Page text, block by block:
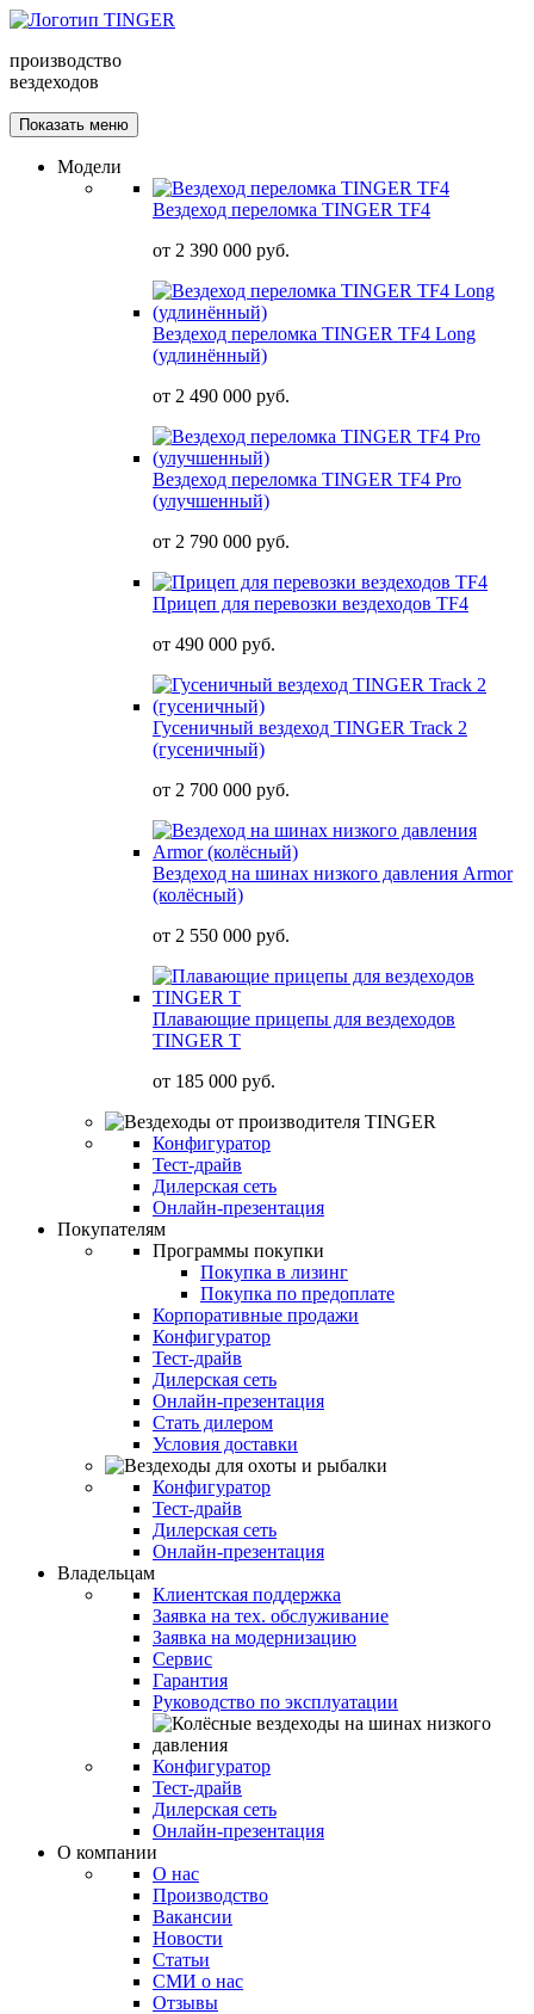
производство
вездеходов
Показать меню
Модели
Вездеход переломка TINGER TF4
от 2 390 000 руб.
Вездеход переломка TINGER TF4 Long
(удлинённый)
от 2 490 000 руб.
Вездеход переломка TINGER TF4 Pro
(улучшенный)
от 2 790 000 руб.
Прицеп для перевозки вездеходов TF4
от 490 000 руб.
Гусеничный вездеход TINGER Track 2
(гусеничный)
от 2 700 000 руб.
Вездеход на шинах низкого давления Armor
(колёсный)
от 2 550 000 руб.
Плавающие прицепы для вездеходов
TINGER T
от 185 000 руб.
Конфигуратор
Тест-драйв
Дилерская сеть
Онлайн-презентация
Покупателям
Программы покупки
Покупка в лизинг
Покупка по предоплате
Корпоративные продажи
Конфигуратор
Тест-драйв
Дилерская сеть
Онлайн-презентация
Стать дилером
Условия доставки
Конфигуратор
Тест-драйв
Дилерская сеть
Онлайн-презентация
Владельцам
Клиентская поддержка
Заявка на тех. обслуживание
Заявка на модернизацию
Сервис
Гарантия
Руководство по эксплуатации
Конфигуратор
Тест-драйв
Дилерская сеть
Онлайн-презентация
О компании
О нас
Производство
Вакансии
Новости
Статьи
СМИ о нас
Отзывы